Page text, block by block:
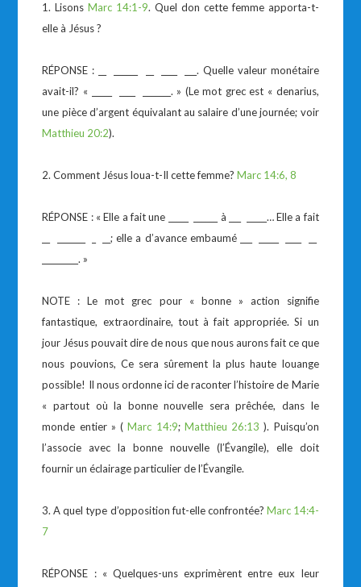
1. LisonsMarc 14:1-9. Quel don cette femme apporta-t-
elle à Jésus ?
RÉPONSE : __ ______ __ ____ ___. Quelle valeur monétaire
avait-il? « _____ ____ _______. » (Le mot grec est « denarius,
une pièce d’argent équivalant au salaire d’une journée; voir
Matthieu 20:2).
2. Comment Jésus loua-t-Il cette femme?Marc 14:6, 8
RÉPONSE : « Elle a fait une _____ ______ à ___ _____… Elle a fait
__ _______ _ __; elle a d’avance embaumé ___ _____ ____ __
_________. »
NOTE : Le mot grec pour « bonne » action signifie
fantastique, extraordinaire, tout à fait appropriée. Si un
jour Jésus pouvait dire de nous que nous aurons fait ce que
nous pouvions, Ce sera sûrement la plus haute louange
possible! Il nous ordonne ici de raconter l’histoire de Marie
« partout où la bonne nouvelle sera prêchée, dans le
monde entier » (Marc 14:9; Matthieu 26:13 ). Puisqu’on
l’associe avec la bonne nouvelle (l’Évangile), elle doit
fournir un éclairage particulier de l’Évangile.
3. A quel type d’opposition fut-elle confrontée? Marc 14:4-
7
RÉPONSE : « Quelques-uns exprimèrent entre eux leur